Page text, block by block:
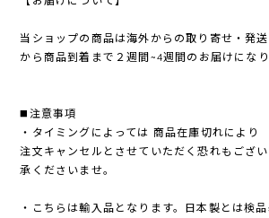
当ショップの商品は海外からの取り寄せ・発
から商品到着まで２週間~4週間のお届けになり
◼️注意事項
・タイミングによっては 商品在庫切れにより
注文キャンセルとさせていただく恐れもござ
承くださいませ。
・こちらは輸入品となります。日本製とは検品